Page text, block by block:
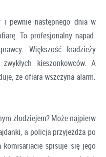
pewnie następnego dnia w
To profesjonalny napad.
Większość kradzieży
kieszonkowców. A
że ofiara wszczyna alarm.
złodziejem? Może najpierw
a policja przyjeżdża po
spisuje się jego